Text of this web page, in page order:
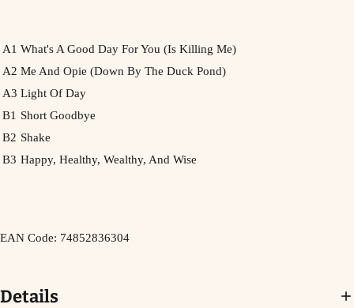
A1 What's A Good Day For You (Is Killing Me)
A2 Me And Opie (Down By The Duck Pond)
A3 Light Of Day
B1 Short Goodbye
B2 Shake
B3 Happy, Healthy, Wealthy, And Wise
EAN Code: 74852836304
Details